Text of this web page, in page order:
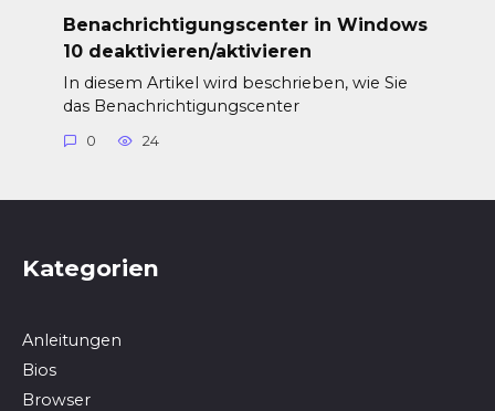
Benachrichtigungscenter in Windows
10 deaktivieren/aktivieren
In diesem Artikel wird beschrieben, wie Sie
das Benachrichtigungscenter
0 24
Kategorien
Anleitungen
Bios
Browser